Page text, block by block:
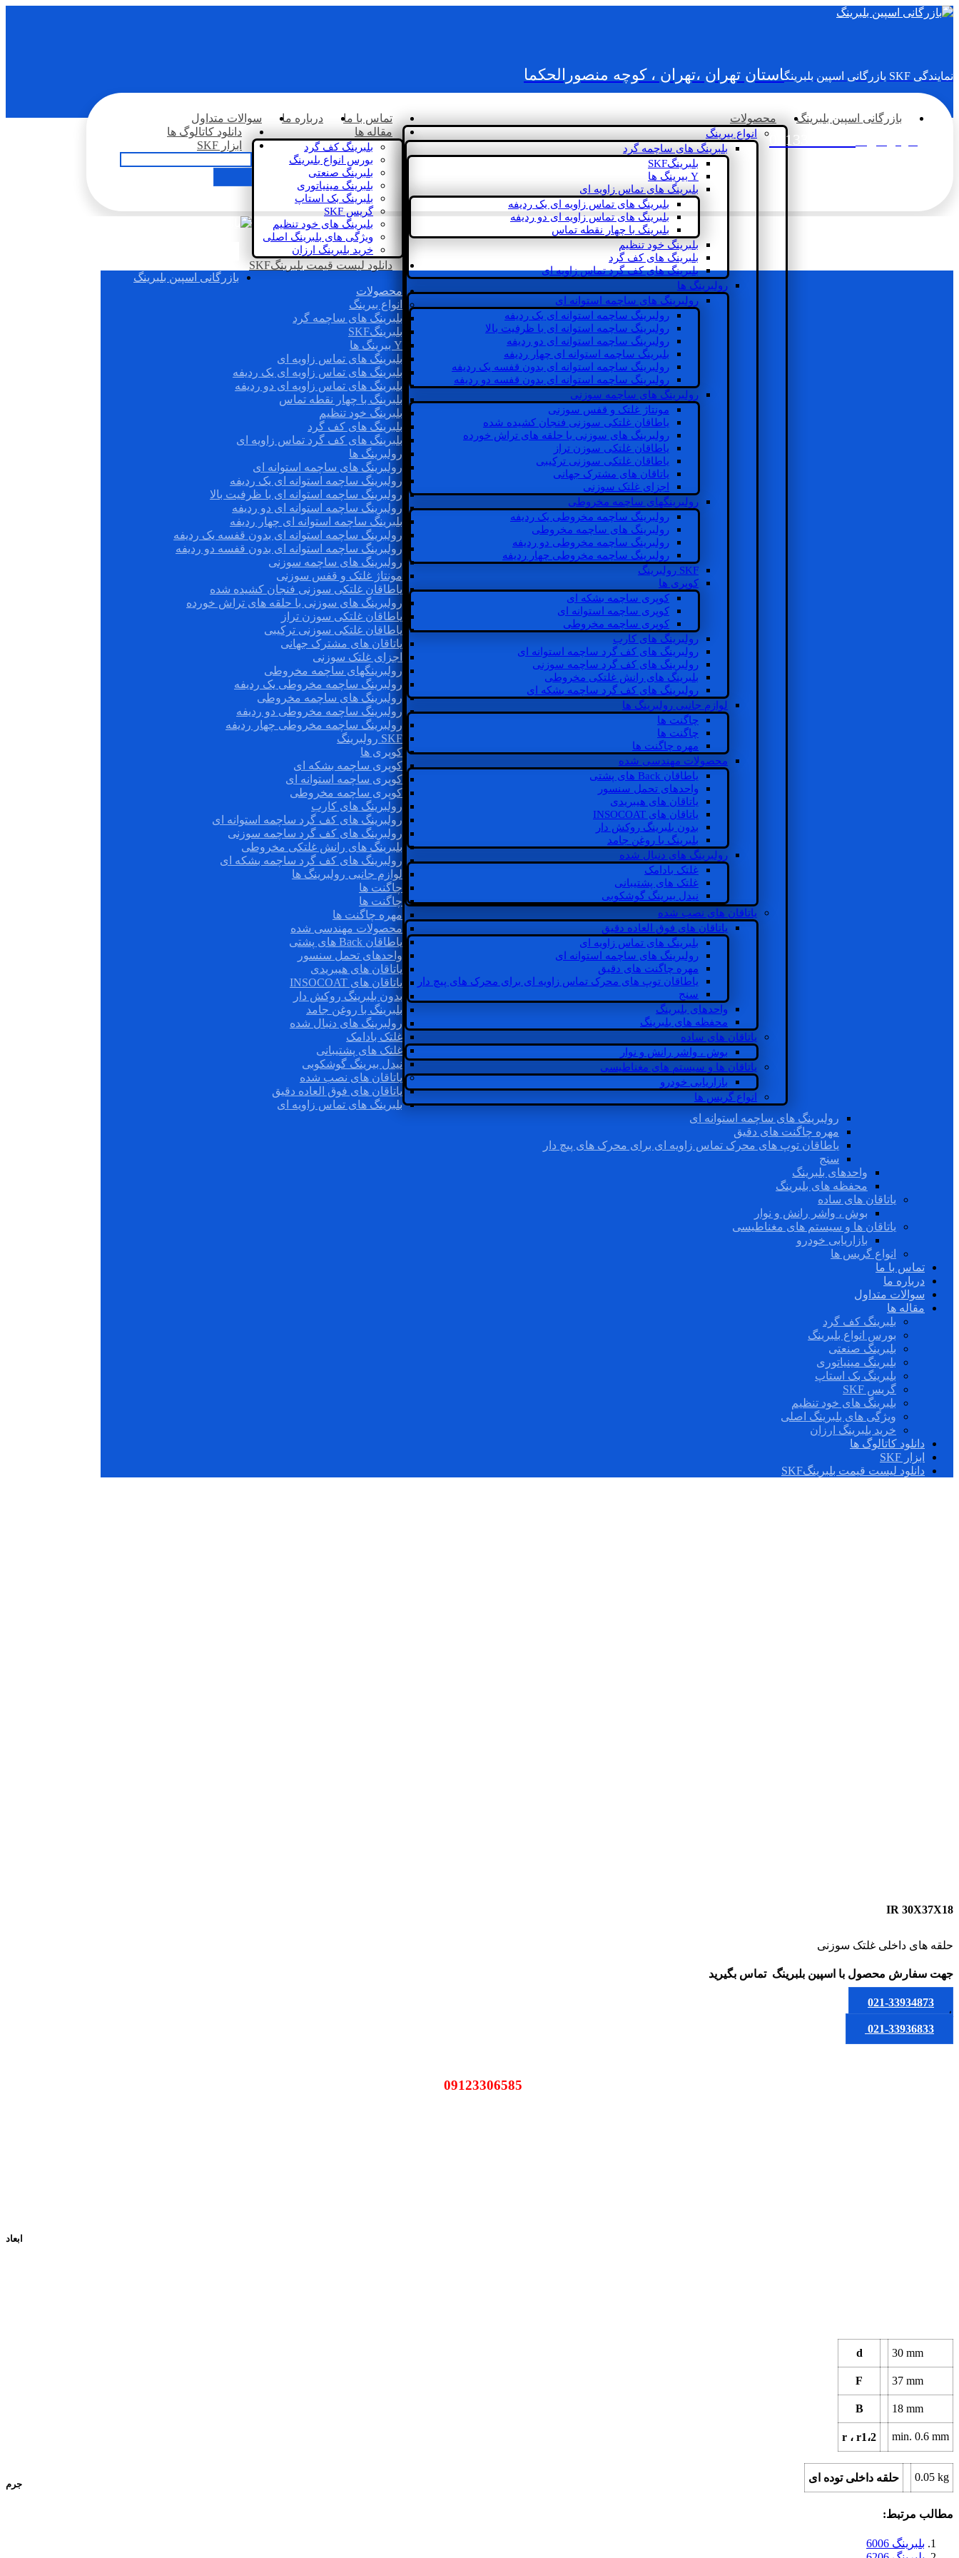
نمایندگی SKF بازرگانی اسپین بلبرینگ استان تهران ،تهران ، کوچه منصورالحکما
02133936833
بازرگانی اسپین بلبرینگ محصولات
انواع بیرینگ
بلبرینگ های ساچمه گرد
بلبرینگSKF
Y بیرینگ ها
بلبرینگ های تماس زاویه ای
بلبرینگ های تماس زاویه ای یک ردیفه
بلبرینگ های تماس زاویه ای دو ردیفه
بلبرینگ با چهار نقطه تماس
بلبرینگ خود تنظیم
بلبرینگ های کف گرد
بلبرینگ های کف گرد تماس زاویه ای
رولبرینگ ها
رولبرینگ های ساچمه استوانه ای
رولبرینگ ساچمه استوانه ای یک ردیفه
رولبرینگ ساچمه استوانه ای با ظرفیت بالا
رولبرینگ ساچمه استوانه ای دو ردیفه
بلبرینگ ساچمه استوانه ای چهار ردیفه
رولبرینگ ساچمه استوانه ای بدون قفسه یک ردیفه
رولبرینگ ساچمه استوانه ای بدون قفسه دو ردیفه
رولبرینگ های ساچمه سوزنی
مونتاژ غلتک و قفس سوزنی
یاطاقان غلتکی سوزنی فنجان کشیده شده
رولبرینگ های سوزنی با حلقه های تراش خورده
یاطاقان غلتکی سوزن تراز
یاطاقان غلتکی سوزنی ترکیبی
یاتاقان های مشترک جهانی
اجزای غلتک سوزنی
رولبرینگهای ساچمه مخروطی
رولبرینگ ساچمه مخروطی یک ردیفه
رولبرینگ های ساچمه مخروطی
رولبرینگ ساچمه مخروطی دو ردیفه
رولبرینگ ساچمه مخروطی چهار ردیفه
SKF رولبرینگ
کوپری ها
کوپری ساچمه بشکه ای
کوپری ساچمه استوانه ای
کوپری ساچمه مخروطی
رولبرینگ های کارب
رولبرینگ های کف گرد ساچمه استوانه ای
رولبرینگ های کف گرد ساچمه سوزنی
بلبرینگ های رانش غلتکی مخروطی
رولبرینگ های کف گرد ساچمه بشکه ای
لوازم جانبی رولبرینگ ها
چاگنت ها
چاگنت ها
مهره چاگنت ها
محصولات مهندسی شده
یاطاقان Back های پشتی
واحدهای تحمل سنسور
یاتاقان های هیبریدی
یاتاقان های INSOCOAT
بدون بلبرینگ روکش دار
بلبرینگ با روغن جامد
رولبرینگ های دنبال شده
غلتک بادامک
غلتک های پشتیبانی
نیدل بیرینگ گوشکوبی
یاتاقان های نصب شده
یاتاقان های فوق العاده دقیق
بلبرینگ های تماس زاویه ای
رولبرینگ های ساچمه استوانه ای
مهره چاگنت های دقیق
یاطاقان توپ های محرک تماس زاویه ای برای محرک های پیچ دار
سنج
واحدهای بلبرینگ
محفظه های بلبرینگ
یاتاقان های ساده
بوش ، واشر رانش و نوار
یاتاقان ها و سیستم های مغناطیسی
بازاریابی خودرو
انواع گریس ها
تماس با ما درباره ما
سوالات متداول
مقاله ها
بلبرینگ کف گرد
بورس انواع بلبرینگ
بلبرینگ صنعتی
بلبرینگ مینیاتوری
بلبرینگ بک استاپ
گریس SKF
بلبرینگ های خود تنظیم
ویژگی های بلبرینگ اصلی
خرید بلبرینگ ارزان
دانلود کاتالوگ ها
ابزار SKF
دانلود لیست قیمت بلبرینگSKF
بازرگانی اسپین بلبرینگ
محصولات
انواع بیرینگ
بلبرینگ های ساچمه گرد
بلبرینگSKF
Y بیرینگ ها
بلبرینگ های تماس زاویه ای
بلبرینگ های تماس زاویه ای یک ردیفه
بلبرینگ های تماس زاویه ای دو ردیفه
بلبرینگ با چهار نقطه تماس
بلبرینگ خود تنظیم
بلبرینگ های کف گرد
بلبرینگ های کف گرد تماس زاویه ای
رولبرینگ ها
رولبرینگ های ساچمه استوانه ای
رولبرینگ ساچمه استوانه ای یک ردیفه
رولبرینگ ساچمه استوانه ای با ظرفیت بالا
رولبرینگ ساچمه استوانه ای دو ردیفه
بلبرینگ ساچمه استوانه ای چهار ردیفه
رولبرینگ ساچمه استوانه ای بدون قفسه یک ردیفه
رولبرینگ ساچمه استوانه ای بدون قفسه دو ردیفه
رولبرینگ های ساچمه سوزنی
مونتاژ غلتک و قفس سوزنی
یاطاقان غلتکی سوزنی فنجان کشیده شده
رولبرینگ های سوزنی با حلقه های تراش خورده
یاطاقان غلتکی سوزن تراز
یاطاقان غلتکی سوزنی ترکیبی
یاتاقان های مشترک جهانی
اجزای غلتک سوزنی
رولبرینگهای ساچمه مخروطی
رولبرینگ ساچمه مخروطی یک ردیفه
رولبرینگ های ساچمه مخروطی
رولبرینگ ساچمه مخروطی دو ردیفه
رولبرینگ ساچمه مخروطی چهار ردیفه
SKF رولبرینگ
کوپری ها
کوپری ساچمه بشکه ای
کوپری ساچمه استوانه ای
کوپری ساچمه مخروطی
رولبرینگ های کارب
رولبرینگ های کف گرد ساچمه استوانه ای
رولبرینگ های کف گرد ساچمه سوزنی
بلبرینگ های رانش غلتکی مخروطی
رولبرینگ های کف گرد ساچمه بشکه ای
لوازم جانبی رولبرینگ ها
چاگنت ها
چاگنت ها
مهره چاگنت ها
محصولات مهندسی شده
یاطاقان Back های پشتی
واحدهای تحمل سنسور
یاتاقان های هیبریدی
یاتاقان های INSOCOAT
بدون بلبرینگ روکش دار
بلبرینگ با روغن جامد
رولبرینگ های دنبال شده
غلتک بادامک
غلتک های پشتیبانی
نیدل بیرینگ گوشکوبی
یاتاقان های نصب شده
یاتاقان های فوق العاده دقیق
بلبرینگ های تماس زاویه ای
رولبرینگ های ساچمه استوانه ای
مهره چاگنت های دقیق
یاطاقان توپ های محرک تماس زاویه ای برای محرک های پیچ دار
سنج
واحدهای بلبرینگ
محفظه های بلبرینگ
یاتاقان های ساده
بوش ، واشر رانش و نوار
یاتاقان ها و سیستم های مغناطیسی
بازاریابی خودرو
انواع گریس ها
تماس با ما
درباره ما
سوالات متداول
مقاله ها
بلبرینگ کف گرد
بورس انواع بلبرینگ
بلبرینگ صنعتی
بلبرینگ مینیاتوری
بلبرینگ بک استاپ
گریس SKF
بلبرینگ های خود تنظیم
ویژگی های بلبرینگ اصلی
خرید بلبرینگ ارزان
دانلود کاتالوگ ها
ابزار SKF
دانلود لیست قیمت بلبرینگSKF
IR 30X37X18
حلقه های داخلی غلتک سوزنی
جهت سفارش محصول با اسپین بلبرینگ تماس بگیرید
021-33934873
یا
021-33936833
ابعاد
d 30 mm
F 37 mm
B 18 mm
r ، r1،2 min. 0.6 mm
جرم
حلقه داخلی توده ای 0.05 kg
مطالب مرتبط:
بلبرینگ 6006